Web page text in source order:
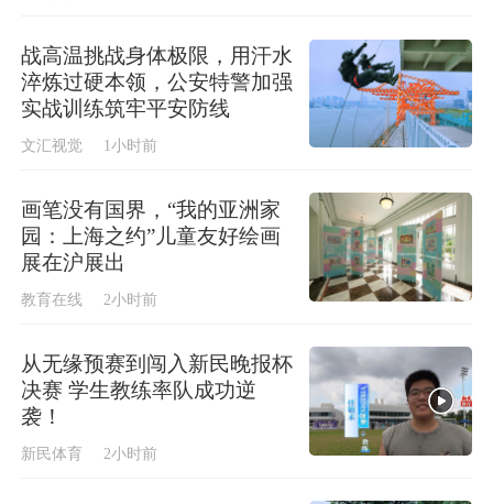
战高温挑战身体极限，用汗水
淬炼过硬本领，公安特警加强
实战训练筑牢平安防线
文汇视觉 1小时前
画笔没有国界，“我的亚洲家
园：上海之约”儿童友好绘画
展在沪展出
教育在线 2小时前
从无缘预赛到闯入新民晚报杯
决赛 学生教练率队成功逆
袭！
新民体育 2小时前